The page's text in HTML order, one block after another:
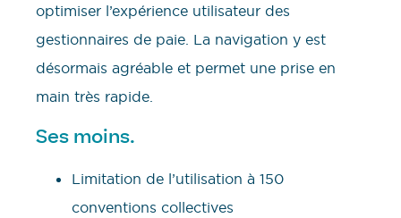
optimiser l’expérience utilisateur des
gestionnaires de paie. La navigation y est
désormais agréable et permet une prise en
main très rapide.
Ses moins.
Limitation de l’utilisation à 150
conventions collectives